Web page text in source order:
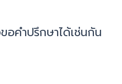
อคำปรึกษาได้เช่นกัน